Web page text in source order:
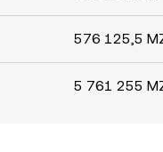
576 125,5
5 761 255